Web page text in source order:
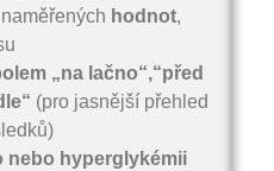
naměřených hodnot,
„na lačno“,“před
(pro jasnější přehled
nebo hyperglykémii